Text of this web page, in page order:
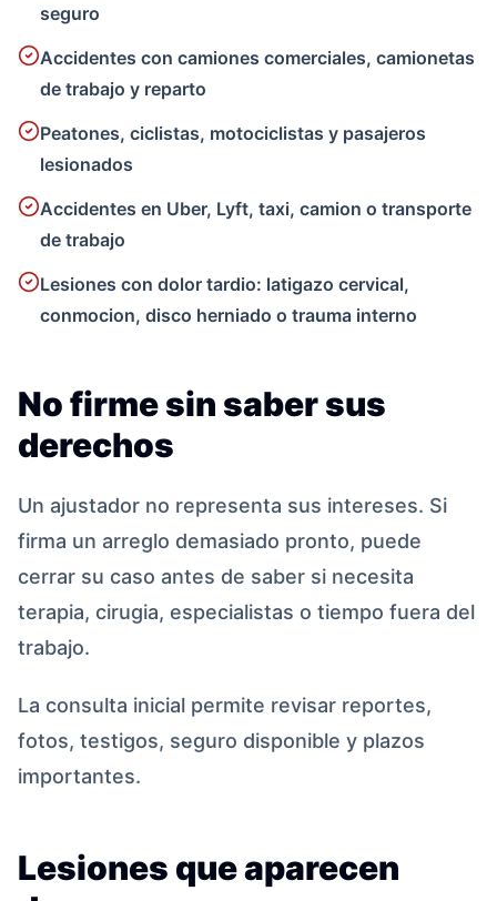
seguro
Accidentes con camiones comerciales, camionetas
de trabajo y reparto
Peatones, ciclistas, motociclistas y pasajeros
lesionados
Accidentes en Uber, Lyft, taxi, camion o transporte
de trabajo
Lesiones con dolor tardio: latigazo cervical,
conmocion, disco herniado o trauma interno
No firme sin saber sus
derechos
Un ajustador no representa sus intereses. Si
firma un arreglo demasiado pronto, puede
cerrar su caso antes de saber si necesita
terapia, cirugia, especialistas o tiempo fuera del
trabajo.
La consulta inicial permite revisar reportes,
fotos, testigos, seguro disponible y plazos
importantes.
Lesiones que aparecen